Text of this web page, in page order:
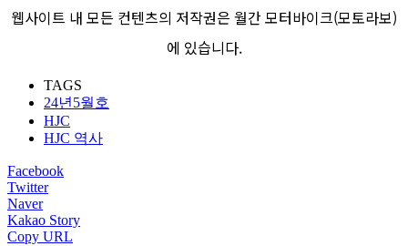
웹사이트 내 모든 컨텐츠의 저작권은 월간 모터바이크(모토라보)
에 있습니다.
TAGS
24년5월호
HJC
HJC 역사
Facebook
Twitter
Naver
Kakao Story
Copy URL